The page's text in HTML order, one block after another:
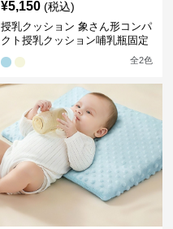
¥5,150 (税込)
授乳クッション 象さん形コンパ
クト授乳クッション哺乳瓶固定
全2色